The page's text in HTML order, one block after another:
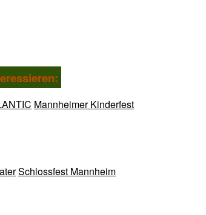
Mannheimer Kinderfest
Schlossfest Mannheim